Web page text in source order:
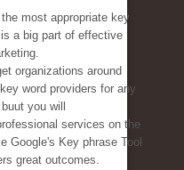
most appropriate key
a big part of effective
organizations around
word providers for any
you will
services on the
Google's Key phrase Tool
great outcomes.